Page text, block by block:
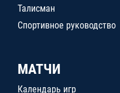
Талисман
Спортивное руководство
МАТЧИ
Календарь игр